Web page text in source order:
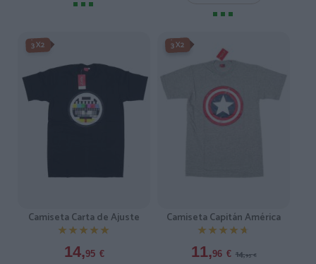
3X2
Camiseta Carta de Ajuste
★★★★★
★★★★★
14,95 €
-3X2%
3X2
Camiseta Capitán América
★★★★★
★★★★★
11,96 € 14,95 €